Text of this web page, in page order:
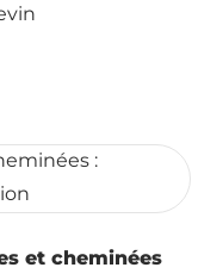
et cheminées
: